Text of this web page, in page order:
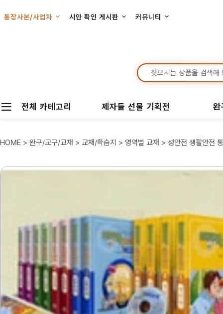
통장사본/사업자 시안 확인 게시판 커뮤니티
전체 카테고리 제자들 선물 기획전
HOME > 완구/교구/교재 > 교재/학습지 > 영역별 교재 > 성안전 생활안전